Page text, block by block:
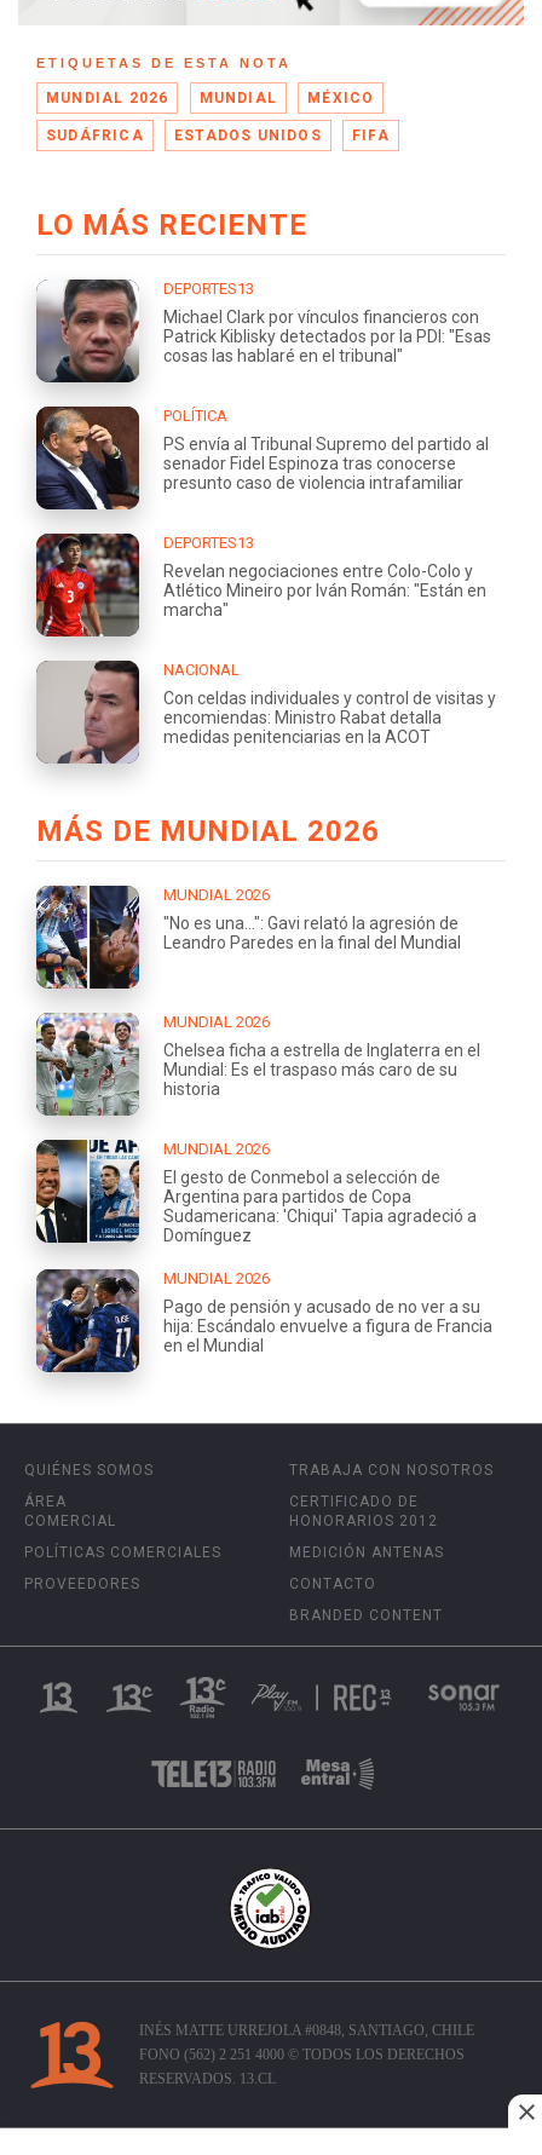
ETIQUETAS DE ESTA NOTA
MUNDIAL 2026 MUNDIAL MÉXICO
SUDÁFRICA ESTADOS UNIDOS FIFA
LO MÁS RECIENTE
DEPORTES13
Michael Clark por vínculos financieros con
Patrick Kiblisky detectados por la PDI: "Esas
cosas las hablaré en el tribunal"
POLÍTICA
PS envía al Tribunal Supremo del partido al
senador Fidel Espinoza tras conocerse
presunto caso de violencia intrafamiliar
DEPORTES13
Revelan negociaciones entre Colo-Colo y
Atlético Mineiro por Iván Román: "Están en
marcha"
NACIONAL
Con celdas individuales y control de visitas y
encomiendas: Ministro Rabat detalla
medidas penitenciarias en la ACOT
MÁS DE MUNDIAL 2026
MUNDIAL 2026
"No es una...": Gavi relató la agresión de
Leandro Paredes en la final del Mundial
MUNDIAL 2026
Chelsea ficha a estrella de Inglaterra en el
Mundial: Es el traspaso más caro de su
historia
MUNDIAL 2026
El gesto de Conmebol a selección de
Argentina para partidos de Copa
Sudamericana: 'Chiqui' Tapia agradeció a
Domínguez
MUNDIAL 2026
Pago de pensión y acusado de no ver a su
hija: Escándalo envuelve a figura de Francia
en el Mundial
QUIÉNES SOMOS
ÁREA
COMERCIAL
POLÍTICAS COMERCIALES
PROVEEDORES
TRABAJA CON NOSOTROS
CERTIFICADO DE
HONORARIOS 2012
MEDICIÓN ANTENAS
CONTACTO
BRANDED CONTENT
INÉS MATTE URREJOLA #0848, SANTIAGO, CHILE
FONO (562) 2 251 4000 © TODOS LOS DERECHOS
RESERVADOS. 13.CL